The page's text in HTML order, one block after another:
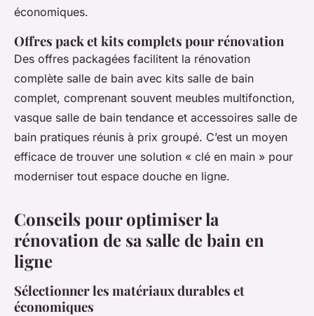
économiques.
Offres pack et kits complets pour rénovation
Des offres packagées facilitent la rénovation
complète salle de bain avec kits salle de bain
complet, comprenant souvent meubles multifonction,
vasque salle de bain tendance et accessoires salle de
bain pratiques réunis à prix groupé. C’est un moyen
efficace de trouver une solution « clé en main » pour
moderniser tout espace douche en ligne.
Conseils pour optimiser la
rénovation de sa salle de bain en
ligne
Sélectionner les matériaux durables et
économiques